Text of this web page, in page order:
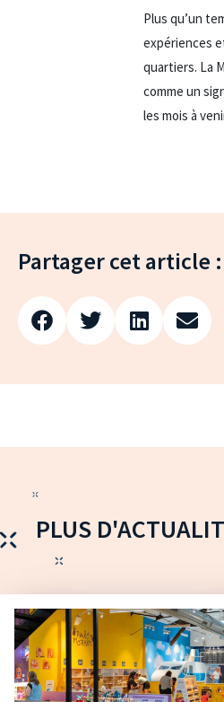
Plus qu’un
expériences
quartiers. La
comme un
les mois à
Partager cet article :
PLUS